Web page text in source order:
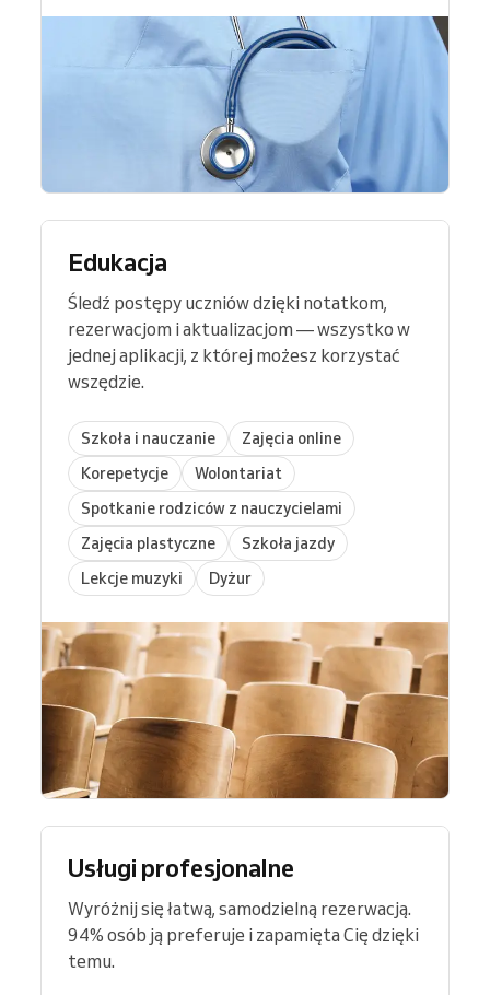
Edukacja
Śledź postępy uczniów dzięki notatkom,
rezerwacjom i aktualizacjom — wszystko w
jednej aplikacji, z której możesz korzystać
wszędzie.
Szkoła i nauczanie
Zajęcia online
Korepetycje
Wolontariat
Spotkanie rodziców z nauczycielami
Zajęcia plastyczne
Szkoła jazdy
Lekcje muzyki
Dyżur
Usługi profesjonalne
Wyróżnij się łatwą, samodzielną rezerwacją.
94% osób ją preferuje i zapamięta Cię dzięki
temu.